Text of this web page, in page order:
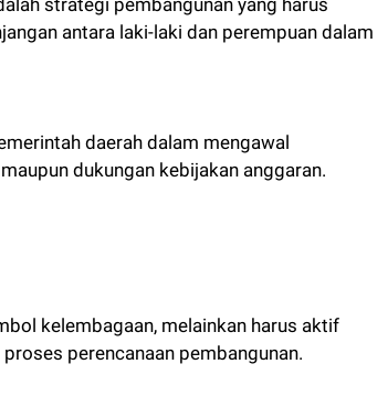
strategi pembangunan yang harus
antara laki-laki dan perempuan dalam
daerah dalam mengawal
dukungan kebijakan anggaran.
kelembagaan, melainkan harus aktif
perencanaan pembangunan.